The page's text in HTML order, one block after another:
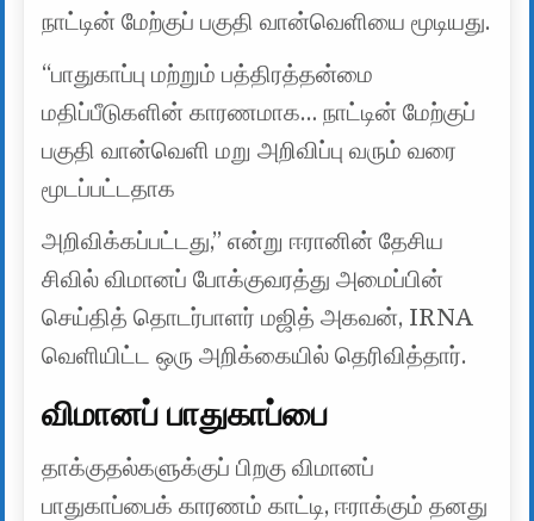
நாட்டின் மேற்குப் பகுதி வான்வெளியை மூடியது.
“பாதுகாப்பு மற்றும் பத்திரத்தன்மை
மதிப்பீடுகளின் காரணமாக… நாட்டின் மேற்குப்
பகுதி வான்வெளி மறு அறிவிப்பு வரும் வரை
மூடப்பட்டதாக
அறிவிக்கப்பட்டது,” என்று ஈரானின் தேசிய
சிவில் விமானப் போக்குவரத்து அமைப்பின்
செய்தித் தொடர்பாளர் மஜித் அகவன், IRNA
வெளியிட்ட ஒரு அறிக்கையில் தெரிவித்தார்.
விமானப் பாதுகாப்பை
தாக்குதல்களுக்குப் பிறகு விமானப்
பாதுகாப்பைக் காரணம் காட்டி, ஈராக்கும் தனது